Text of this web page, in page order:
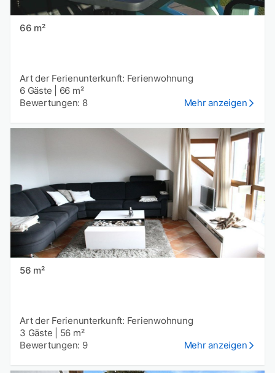
66 m²
Art der Ferienunterkunft: Ferienwohnung
6 Gäste
66 m²
Bewertungen: 8
Mehr anzeigen
56 m²
Art der Ferienunterkunft: Ferienwohnung
3 Gäste
56 m²
Bewertungen: 9
Mehr anzeigen